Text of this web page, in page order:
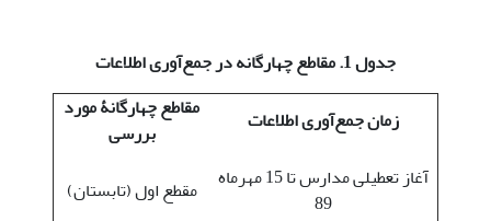
جدول 1. مقاطع چهارگانه در جمع‌آوری اطلاعات
زمان جمع‌آوری اطلاعات
مقاطع چهارگانۀ مورد
بررسی
آغاز تعطیلی مدارس تا 15 مهرماه
89
مقطع اول (تابستان)